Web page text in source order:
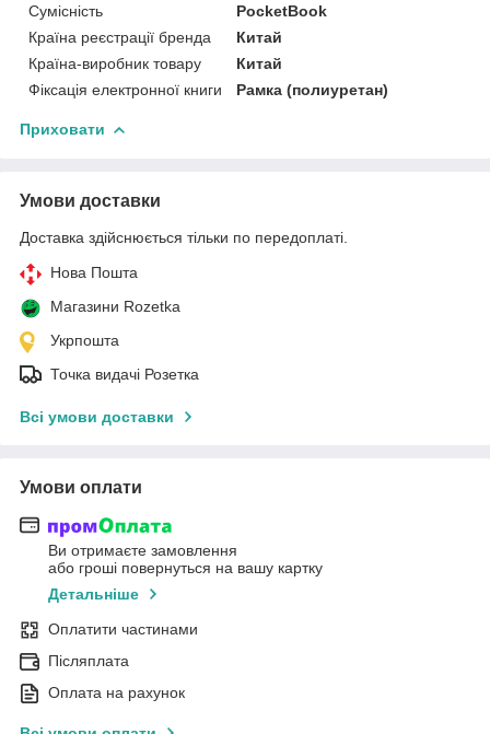
Сумісність
PocketBook
Країна реєстрації бренда
Китай
Країна-виробник товару
Китай
Фіксація електронної книги
Рамка (полиуретан)
Приховати
Умови доставки
Доставка здійснюється тільки по передоплаті.
Нова Пошта
Магазини Rozetka
Укрпошта
Точка видачі Розетка
Всі умови доставки
Умови оплати
Ви отримаєте замовлення
або гроші повернуться на вашу картку
Детальніше
Оплатити частинами
Післяплата
Оплата на рахунок